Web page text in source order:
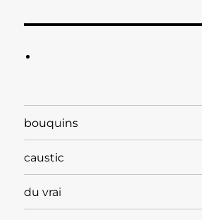
bouquins
caustic
du vrai